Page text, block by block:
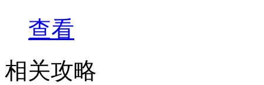
查看
相关攻略